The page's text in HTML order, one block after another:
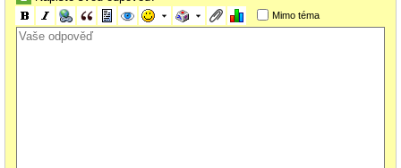
Mimo téma